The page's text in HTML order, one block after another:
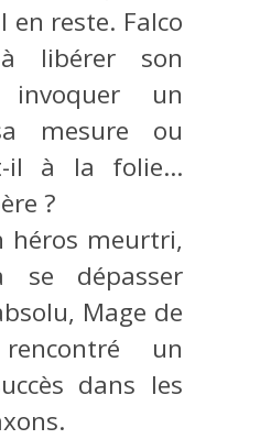
en reste. Falco
libérer son
un
mesure ou
t-il à la folie…
?
héros meurtri,
se dépasser
Mage de
un
dans les